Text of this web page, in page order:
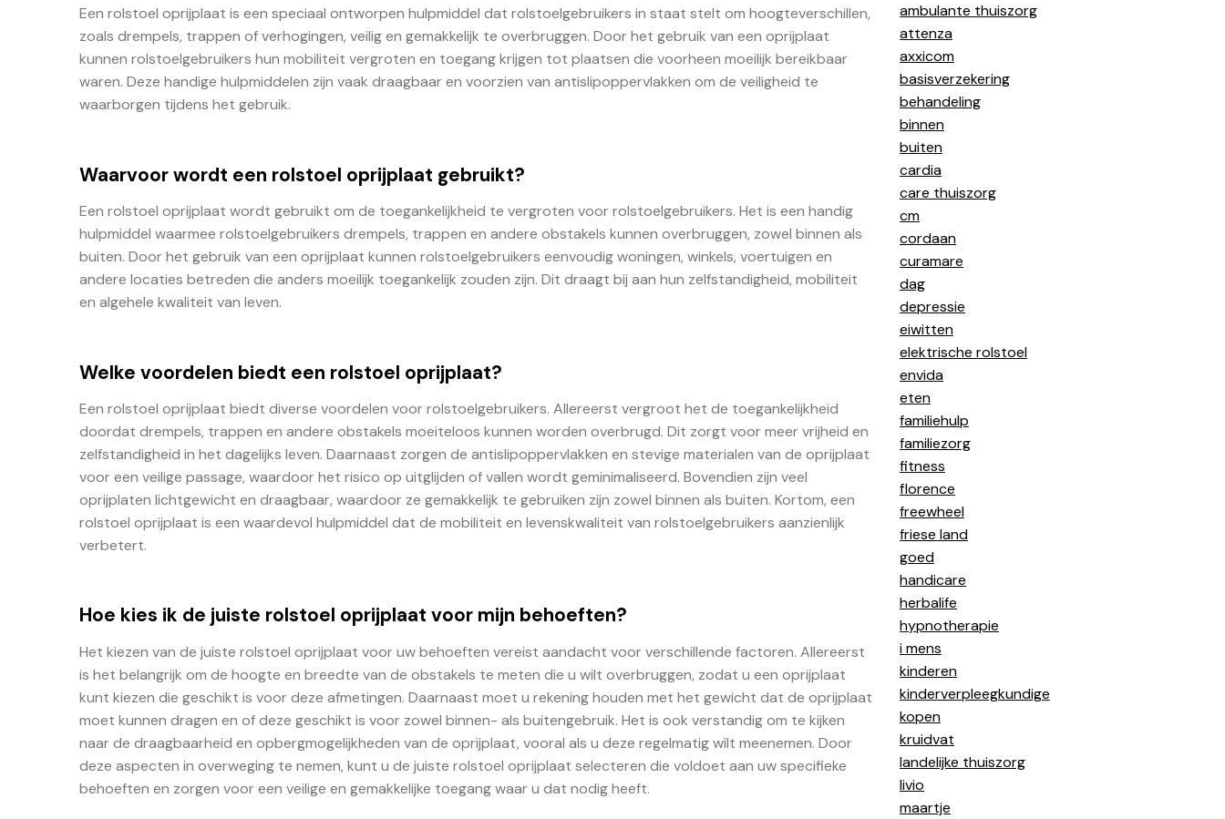
Een rolstoel oprijplaat is een speciaal ontworpen hulpmiddel dat rolstoelgebruikers in staat stelt om hoogteverschillen,
zoals drempels, trappen of verhogingen, veilig en gemakkelijk te overbruggen. Door het gebruik van een oprijplaat
kunnen rolstoelgebruikers hun mobiliteit vergroten en toegang krijgen tot plaatsen die voorheen moeilijk bereikbaar
waren. Deze handige hulpmiddelen zijn vaak draagbaar en voorzien van antislipoppervlakken om de veiligheid te
waarborgen tijdens het gebruik.
Waarvoor wordt een rolstoel oprijplaat gebruikt?
Een rolstoel oprijplaat wordt gebruikt om de toegankelijkheid te vergroten voor rolstoelgebruikers. Het is een handig
hulpmiddel waarmee rolstoelgebruikers drempels, trappen en andere obstakels kunnen overbruggen, zowel binnen als
buiten. Door het gebruik van een oprijplaat kunnen rolstoelgebruikers eenvoudig woningen, winkels, voertuigen en
andere locaties betreden die anders moeilijk toegankelijk zouden zijn. Dit draagt bij aan hun zelfstandigheid, mobiliteit
en algehele kwaliteit van leven.
Welke voordelen biedt een rolstoel oprijplaat?
Een rolstoel oprijplaat biedt diverse voordelen voor rolstoelgebruikers. Allereerst vergroot het de toegankelijkheid
doordat drempels, trappen en andere obstakels moeiteloos kunnen worden overbrugd. Dit zorgt voor meer vrijheid en
zelfstandigheid in het dagelijks leven. Daarnaast zorgen de antislipoppervlakken en stevige materialen van de oprijplaat
voor een veilige passage, waardoor het risico op uitglijden of vallen wordt geminimaliseerd. Bovendien zijn veel
oprijplaten lichtgewicht en draagbaar, waardoor ze gemakkelijk te gebruiken zijn zowel binnen als buiten. Kortom, een
rolstoel oprijplaat is een waardevol hulpmiddel dat de mobiliteit en levenskwaliteit van rolstoelgebruikers aanzienlijk
verbetert.
Hoe kies ik de juiste rolstoel oprijplaat voor mijn behoeften?
Het kiezen van de juiste rolstoel oprijplaat voor uw behoeften vereist aandacht voor verschillende factoren. Allereerst
is het belangrijk om de hoogte en breedte van de obstakels te meten die u wilt overbruggen, zodat u een oprijplaat
kunt kiezen die geschikt is voor deze afmetingen. Daarnaast moet u rekening houden met het gewicht dat de oprijplaat
moet kunnen dragen en of deze geschikt is voor zowel binnen- als buitengebruik. Het is ook verstandig om te kijken
naar de draagbaarheid en opbergmogelijkheden van de oprijplaat, vooral als u deze regelmatig wilt meenemen. Door
deze aspecten in overweging te nemen, kunt u de juiste rolstoel oprijplaat selecteren die voldoet aan uw specifieke
behoeften en zorgen voor een veilige en gemakkelijke toegang waar u dat nodig heeft.
ambulante thuiszorg
attenza
axxicom
basisverzekering
behandeling
binnen
buiten
cardia
care thuiszorg
cm
cordaan
curamare
dag
depressie
eiwitten
elektrische rolstoel
envida
eten
familiehulp
familiezorg
fitness
florence
freewheel
friese land
goed
handicare
herbalife
hypnotherapie
i mens
kinderen
kinderverpleegkundige
kopen
kruidvat
landelijke thuiszorg
livio
maartje